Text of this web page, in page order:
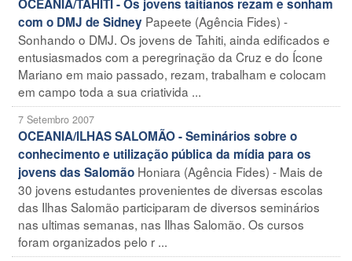
OCEANIA/TAHITI - Os jovens taitianos rezam e sonham
com o DMJ de Sidney Papeete (Agência Fides) -
Sonhando o DMJ. Os jovens de Tahiti, ainda edificados e
entusiasmados com a peregrinação da Cruz e do Ícone
Mariano em maio passado, rezam, trabalham e colocam
em campo toda a sua criativida ...
7 Setembro 2007
OCEANIA/ILHAS SALOMÃO - Seminários sobre o
conhecimento e utilização pública da mídia para os
jovens das Salomão Honiara (Agência Fides) - Mais de
30 jovens estudantes provenientes de diversas escolas
das Ilhas Salomão participaram de diversos seminários
nas ultimas semanas, nas Ilhas Salomão. Os cursos
foram organizados pelo r ...